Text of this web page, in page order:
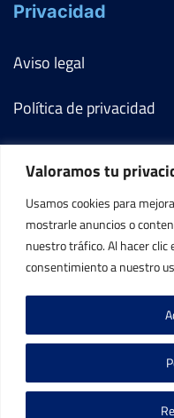
Valoramos tu
Usamos cookies para
mostrarle anuncios o
nuestro tráfico. Al hacer clic
consentimiento a nuestro
Privacidad
Aviso legal
Política de privacidad
Términos y condiciones
Mi cuenta